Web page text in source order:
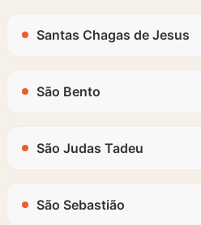
Santas Chagas de Jesus
São Bento
São Judas Tadeu
São Sebastião